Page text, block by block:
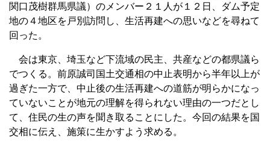
関口茂樹群馬県議）のメンバー２１人が１２日、ダム予定
地の４地区を戸別訪問し、生活再建への思いなどを尋ねて
回った。
会は東京、埼玉など下流域の民主、共産などの都県議ら
でつくる。前原誠司国土交通相の中止表明から半年以上が
過ぎた一方で、中止後の生活再建への道筋が明らかになっ
ていないことが地元の理解を得られない理由の一つだとし
て、住民の生の声を聞き取ることにした。今回の結果を国
交相に伝え、施策に生かすよう求める。